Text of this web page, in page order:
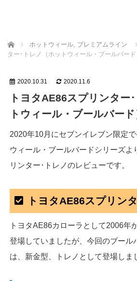
ホーム ホットウィール, プレミアムライン
ター･トレノ（ホットウィール・ブールバード
2020.10.31 2020.11.6
トヨタAE86スプリンター
トウィール・ブールバード
2020年10月にセブンイレブン限定
ウィール・ブールバードシリーズよ
リンター･トレノのレビューです。
トヨタAE86スプリン
トヨタAE86カローラとして2006年
登場していましたが、今回のブール
は、新金型、トレノとして登場しま